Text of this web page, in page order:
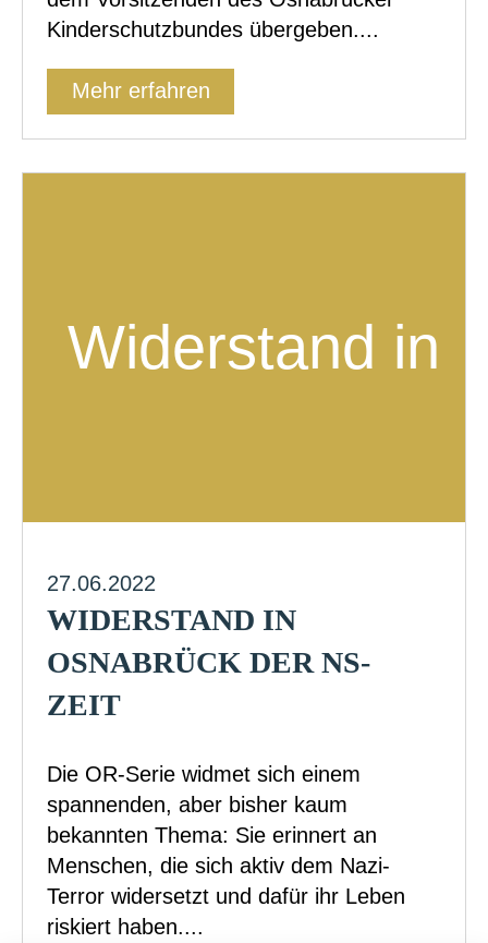
Kinderschutzbundes übergeben....
Mehr erfahren
27.06.2022
WIDERSTAND IN
OSNABRÜCK DER NS-
ZEIT
Die OR-Serie widmet sich einem
spannenden, aber bisher kaum
bekannten Thema: Sie erinnert an
Menschen, die sich aktiv dem Nazi-
Terror widersetzt und dafür ihr Leben
riskiert haben....